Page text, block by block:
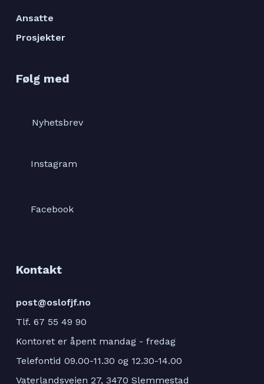
Ansatte
Prosjekter
Følg med
Nyhetsbrev
Instagram
Facebook
Kontakt
post@oslofjf.no
Tlf. 67 55 49 90
Kontoret er åpent mandag - fredag
Telefontid 09.00-11.30 og 12.30-14.00
Vaterlandsveien 27, 3470 Slemmestad